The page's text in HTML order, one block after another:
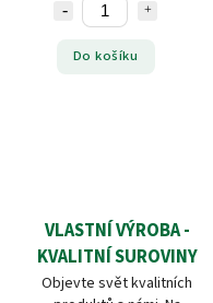
Do košíku
VLASTNÍ VÝROBA -
KVALITNÍ SUROVINY
Objevte svět kvalitních